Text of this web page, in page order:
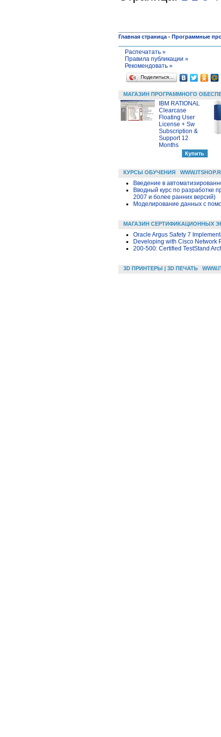
Главная страница - Программные
Распечатать »
Правила публикации »
Рекомендовать »
Поделиться…
МАГАЗИН ПРОГРАММНОГО
IBM RATIONAL
Clearcase
Floating User
License + Sw
Subscription &
Support 12
Months
КУРСЫ ОБУЧЕНИЯ
Введение в
Вводный курс по разработке
2007 и более ранних версий)
Моделирование данных с
МАГАЗИН СЕРТИФИКАЦИОННЫХ
Oracle Argus Safety 7
Developing with Cisco Network
200-500: Certified TestStand
3D ПРИНТЕРЫ | 3D ПЕЧАТЬ